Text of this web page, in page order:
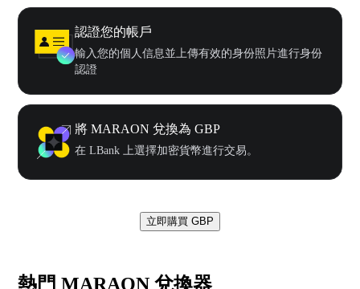
認證您的帳戶
輸入您的個人信息並上傳有效的身份照片進行身份
認證
將 MARAON 兌換為 GBP
在 LBank 上選擇加密貨幣進行交易。
立即購買 GBP
熱門 MARAON 兌換器